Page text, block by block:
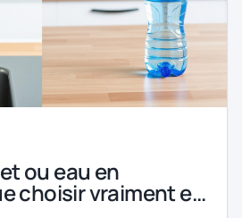
ou eau en
choisir vraiment en